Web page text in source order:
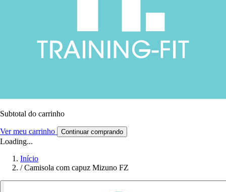
Subtotal do carrinho
Ver meu carrinho Continuar comprando
Loading...
Início
/ Camisola com capuz Mizuno FZ